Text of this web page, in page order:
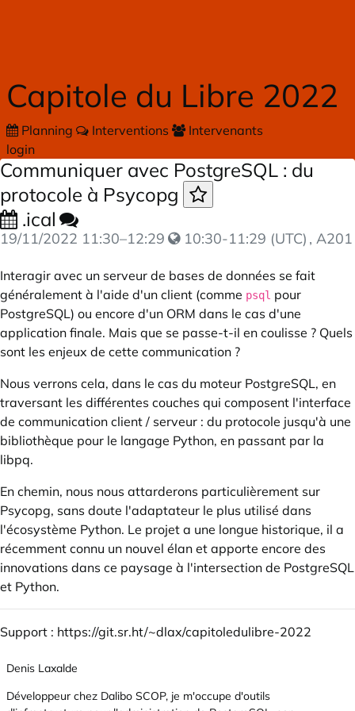
Capitole du Libre 2022
Planning Interventions
Intervenants
login
Communiquer avec PostgreSQL : du
protocole à Psycopg
.ical
19/11/2022 11:30–12:29 10:30-11:29 (UTC) , A201
Interagir avec un serveur de bases de données se fait
généralement à l'aide d'un client (comme psql pour
PostgreSQL) ou encore d'un ORM dans le cas d'une
application finale. Mais que se passe-t-il en coulisse ? Quels
sont les enjeux de cette communication ?
Nous verrons cela, dans le cas du moteur PostgreSQL, en
traversant les différentes couches qui composent l'interface
de communication client / serveur : du protocole jusqu'à une
bibliothèque pour le langage Python, en passant par la
libpq.
En chemin, nous nous attarderons particulièrement sur
Psycopg, sans doute l'adaptateur le plus utilisé dans
l'écosystème Python. Le projet a une longue historique, il a
récemment connu un nouvel élan et apporte encore des
innovations dans ce paysage à l'intersection de PostgreSQL
et Python.
Support : https://git.sr.ht/~dlax/capitoledulibre-2022
Denis Laxalde
Développeur chez Dalibo SCOP, je m'occupe d'outils